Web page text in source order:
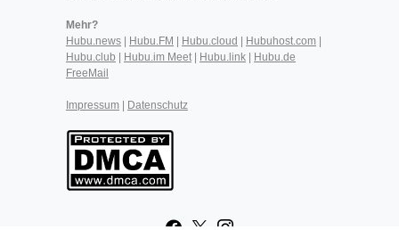
Mehr?
Hubu.news
Hubu.FM Hubu.cloud Hubuhost.com
Hubu.club
Hubu.im Meet| Hubu.link
Hubu.de
FreeMail
Impressum Datenschutz